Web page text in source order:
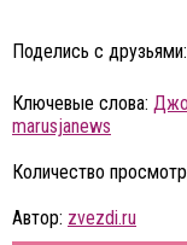
Поделись с друзьями:
Ключевые слова:
marusjanews
Количество
Автор: zvezdi.ru